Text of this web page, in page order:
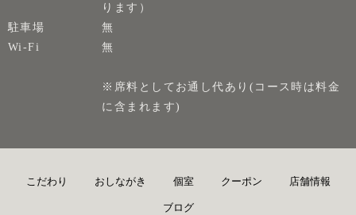
ります）
駐車場
無
Wi-Fi
無
※席料としてお通し代あり(コース時は料金
に含まれます)
こだわり おしながき 個室 クーポン 店舗情報
ブログ